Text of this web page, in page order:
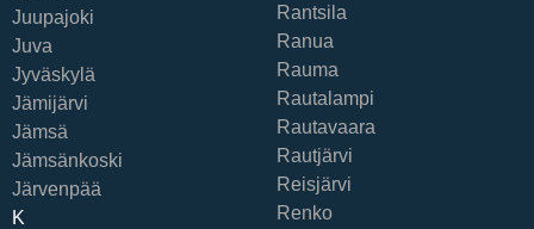
Juupajoki
Juva
Jyväskylä
Jämijärvi
Jämsä
Jämsänkoski
Järvenpää
K
Rantsila
Ranua
Rauma
Rautalampi
Rautavaara
Rautjärvi
Reisjärvi
Renko